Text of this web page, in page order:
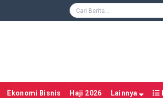
Ekonomi Bisnis Haji 2026 Lainnya